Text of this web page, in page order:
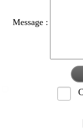
Message :